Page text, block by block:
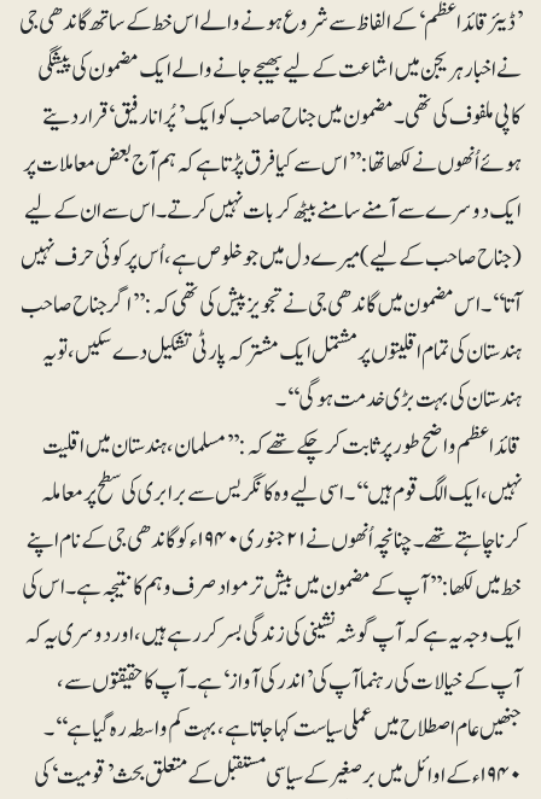
’ڈیئر قائداعظم‘ کے الفاظ سے شروع ہونے والے اس خط کے ساتھ گاندھی جی
نے اخبار ہریجن میں اشاعت کے لیے بھیجے جانے والے ایک مضمون کی پیشگی
کاپی ملفوف کی تھی۔ مضمون میں جناح صاحب کو ایک ’پُرانا رفیق‘ قرار دیتے
ہوئے اُنھوں نے لکھا تھا :’ ’اس سے کیا فرق پڑتا ہے کہ ہم آج بعض معاملات پر
ایک دوسرے سے آمنے سامنے بیٹھ کر بات نہیں کرتے۔ اس سے ان کے لیے
(جناح صاحب کے لیے) میرے دل میں جو خلوص ہے، اُس پر کوئی حرف نہیں
آتا‘‘۔ اس مضمون میں گاندھی جی نے تجویز پیش کی تھی کہ: ’’اگر جناح صاحب
ہندستان کی تمام اقلیتوں پر مشتمل ایک مشترکہ پارٹی تشکیل دے سکیں، تو یہ
ہندستان کی بہت بڑی خدمت ہوگی‘‘۔
قائداعظم واضح طور پر ثابت کرچکے تھے کہ: ’’مسلمان، ہندستان میں اقلیت
نہیں، ایک الگ قوم ہیں‘‘۔ اسی لیے وہ کانگریس سے برابری کی سطح پر معاملہ
کرنا چاہتے تھے۔ چنانچہ اُنھوں نے ۲۱جنوری ۱۹۴۰ء کو گاندھی جی کے نام اپنے
خط میں لکھا: ’’آپ کے مضمون میں بیش تر مواد صرف وہم کا نتیجہ ہے۔ اس کی
ایک وجہ یہ ہے کہ آپ گوشہ نشینی کی زندگی بسر کر رہے ہیں، اور دوسری یہ کہ
آپ کے خیالات کی رہنما آپ کی ’اندر کی آواز‘ ہے۔ آ پ کا حقیقتوں سے،
جنھیں عام اصطلاح میں عملی سیاست کہا جاتا ہے، بہت کم واسطہ رہ گیا ہے‘‘۔
۱۹۴۰ء کے اوائل میں برصغیر کے سیاسی مستقبل کے متعلق بحث ’قومیت‘ کی